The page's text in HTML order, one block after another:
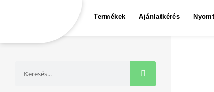
Termékek Ajánlatkérés